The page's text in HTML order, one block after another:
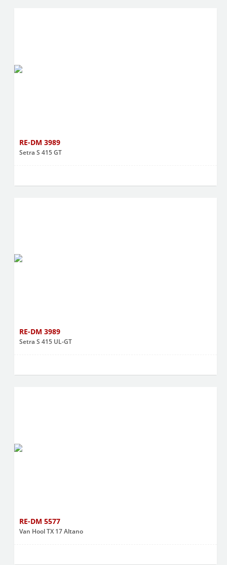
RE-DM 3989
Setra S 415 GT
RE-DM 3989
Setra S 415 UL-GT
RE-DM 5577
Van Hool TX 17 Altano